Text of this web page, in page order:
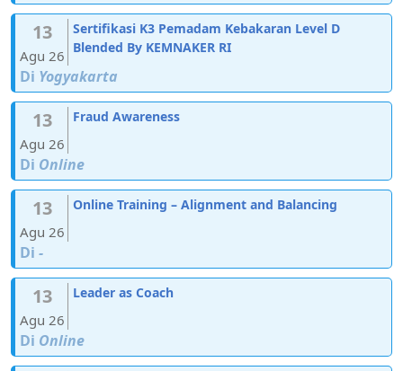
13
Agu 26
Sertifikasi K3 Pemadam Kebakaran Level D
Blended By KEMNAKER RI
Di Yogyakarta
13
Agu 26
Fraud Awareness
Di Online
13
Agu 26
Online Training – Alignment and Balancing
Di -
13
Agu 26
Leader as Coach
Di Online